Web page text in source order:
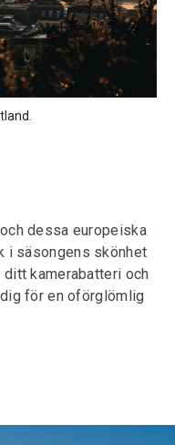
dessa europeiska
i säsongens skönhet
ditt kamerabatteri och
för en oförglömlig